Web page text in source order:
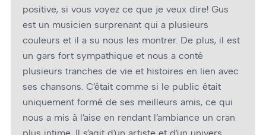
positive, si vous voyez ce que je veux dire! Gus
est un musicien surprenant qui a plusieurs
couleurs et il a su nous les montrer. De plus, il est
un gars fort sympathique et nous a conté
plusieurs tranches de vie et histoires en lien avec
ses chansons. C’était comme si le public était
uniquement formé de ses meilleurs amis, ce qui
nous a mis à l’aise en rendant l’ambiance un cran